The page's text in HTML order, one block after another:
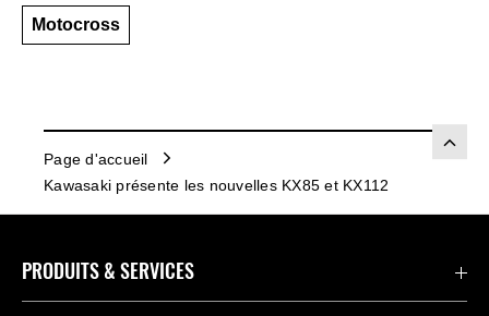
Motocross
Page d'accueil
Kawasaki présente les nouvelles KX85 et KX112
PRODUITS & SERVICES